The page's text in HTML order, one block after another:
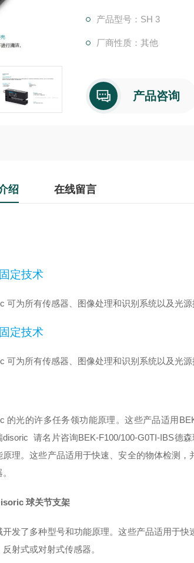
产品型号：SH 3
厂商性质：其他
产品咨询
绍 在线留言
定技术
可为所有传感器、图像处理和识别系统以及光
定技术
可为所有传感器、图像处理和识别系统以及光
的光的许多任务领功能原理。这些产品适用
disoric 请名片咨询BEK-F100/100-G0TI-IBS德
原理。这些产品适用于快速、安全的物体检测
球关节支架
开发了多种型号和功能原理。这些产品适用于
射式或对射式传感器。